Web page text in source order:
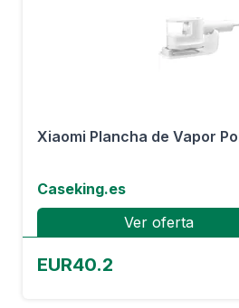
Xiaomi Plancha de Vapor
Caseking.es
Ver oferta
EUR40.2